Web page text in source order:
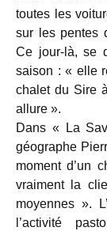
toutes les
sur les pentes
Ce jour-là, se
saison : « elle
chalet du Sire
allure ».
Dans « La
géographe
moment d’un
vraiment la
moyennes ».
l’activité